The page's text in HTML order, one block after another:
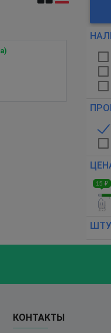
15 ₽
15
КОНТАКТЫ